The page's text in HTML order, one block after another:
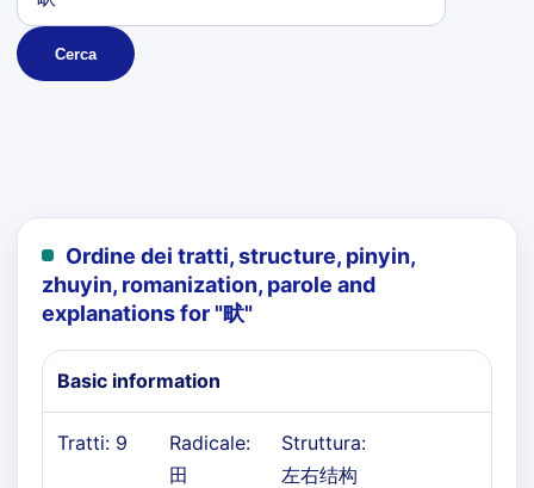
Cerca
Ordine dei tratti, structure, pinyin,
zhuyin, romanization, parole and
explanations for "畎"
Basic information
Tratti: 9
Radicale:
田
Struttura:
左右结构